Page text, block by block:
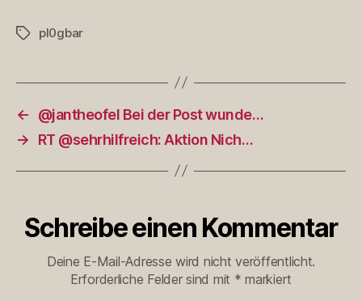
Schlagwörter
pl0gbar
←
@jantheofel Bei der Post wunde…
→
RT @sehrhilfreich: Aktion Nich…
Schreibe einen Kommentar
Deine E-Mail-Adresse wird nicht veröffentlicht.
Erforderliche Felder sind mit * markiert